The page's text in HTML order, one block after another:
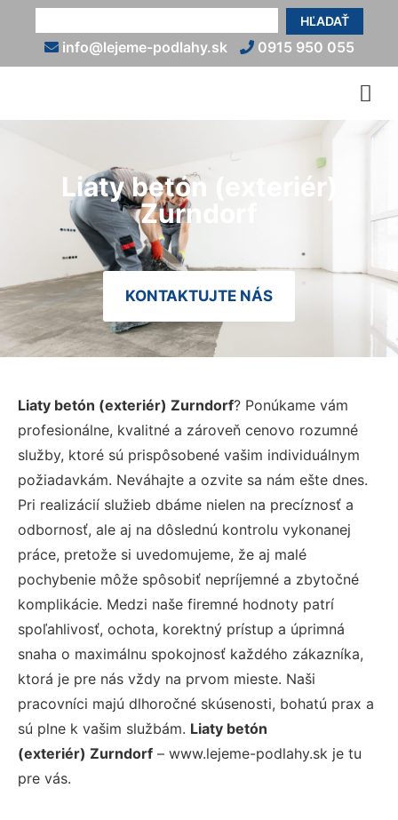
HĽADAŤ
info@lejeme-podlahy.sk 0915 950 055
Liaty betón (exteriér)
Zurndorf
KONTAKTUJTE NÁS
Liaty betón (exteriér) Zurndorf? Ponúkame vám
profesionálne, kvalitné a zároveň cenovo rozumné
služby, ktoré sú prispôsobené vašim individuálnym
požiadavkám. Neváhajte a ozvite sa nám ešte dnes.
Pri realizácií služieb dbáme nielen na precíznosť a
odbornosť, ale aj na dôslednú kontrolu vykonanej
práce, pretože si uvedomujeme, že aj malé
pochybenie môže spôsobiť nepríjemné a zbytočné
komplikácie. Medzi naše firemné hodnoty patrí
spoľahlivosť, ochota, korektný prístup a úprimná
snaha o maximálnu spokojnosť každého zákazníka,
ktorá je pre nás vždy na prvom mieste. Naši
pracovníci majú dlhoročné skúsenosti, bohatú prax a
sú plne k vašim službám. Liaty betón
(exteriér) Zurndorf – www.lejeme-podlahy.sk je tu
pre vás.